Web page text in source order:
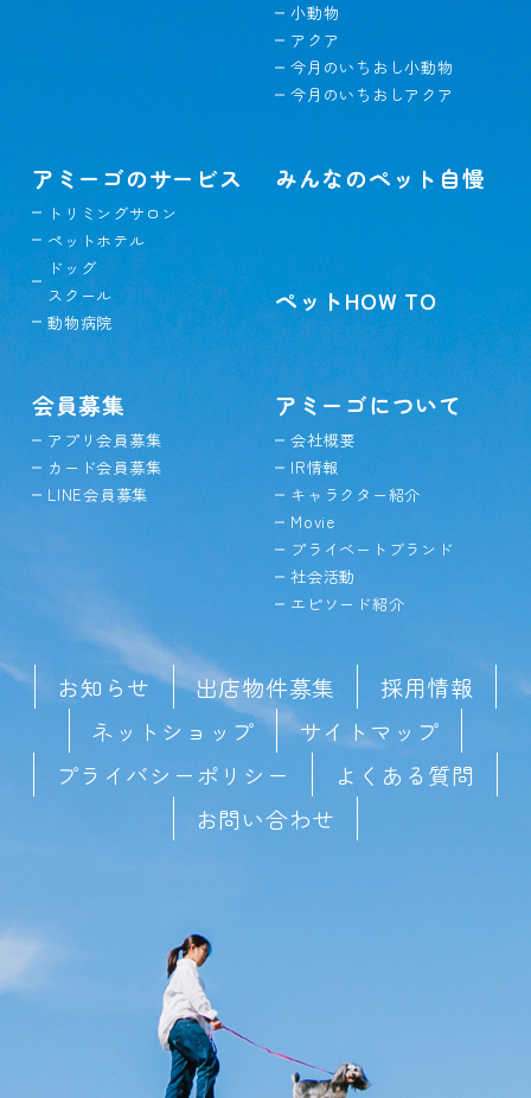
小動物
アクア
今月のいちおし小動物
今月のいちおしアクア
アミーゴのサービス
トリミングサロン
ペットホテル
ドッグ
スクール
動物病院
みんなのペット自慢
ペットHOW TO
会員募集
アプリ会員募集
カード会員募集
LINE会員募集
アミーゴについて
会社概要
IR情報
キャラクター紹介
Movie
プライベートブランド
社会活動
エピソード紹介
お知らせ 出店物件募集
採用情報
ネットショップ
サイトマップ
プライバシーポリシー
よくある質問
お問い合わせ